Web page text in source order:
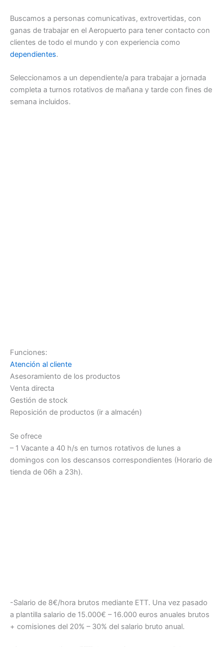
Buscamos a personas comunicativas, extrovertidas, con
ganas de trabajar en el Aeropuerto para tener contacto con
clientes de todo el mundo y con experiencia como
dependientes.
Seleccionamos a un dependiente/a para trabajar a jornada
completa a turnos rotativos de mañana y tarde con fines de
semana incluidos.
Funciones:
Atención al cliente
Asesoramiento de los productos
Venta directa
Gestión de stock
Reposición de productos (ir a almacén)
Se ofrece
– 1 Vacante a 40 h/s en turnos rotativos de lunes a
domingos con los descansos correspondientes (Horario de
tienda de 06h a 23h).
-Salario de 8€/hora brutos mediante ETT. Una vez pasado
a plantilla salario de 15.000€ – 16.000 euros anuales brutos
+ comisiones del 20% – 30% del salario bruto anual.